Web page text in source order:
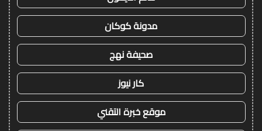
مدونة كوكان
صحيفة نهج
كار نيوز
موقع خبرة التقني